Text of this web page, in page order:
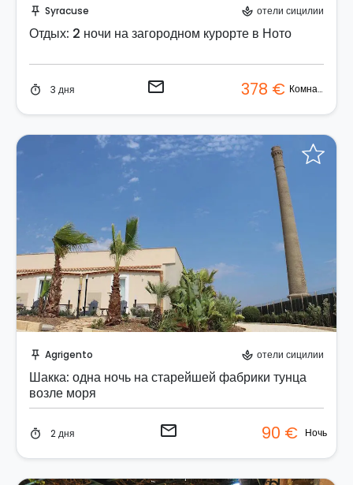
push_pin Syracuse spa отели сицилии
Отдых: 2 ночи на загородном курорте в Ното
timer 3 дня email 378 € Комната
push_pin Agrigento spa отели сицилии
Шакка: одна ночь на старейшей фабрики тунца
возле моря
timer 2 дня email 90 € Ночь